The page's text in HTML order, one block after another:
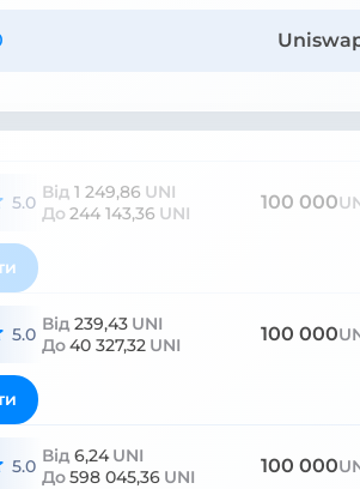
5.0 Від 1 249,86 UNI
До 244 143,36 UNI 100 000
5.0 Від 239,43 UNI
До40 327,32 UNI 100 000
5.0 Від 6,24 UNI
До598 045,36 UNI 100 000